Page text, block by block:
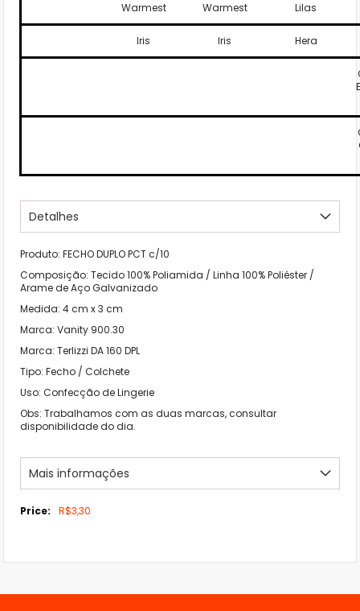
Warmest Warmest Lilas
Iris Iris Hera
Detalhes
Produto: FECHO DUPLO PCT c/10
Composição: Tecido 100% Poliamida / Linha 100% Poliéster /
Arame de Aço Galvanizado
Medida: 4 cm x 3 cm
Marca: Vanity 900.30
Marca: Terlizzi DA 160 DPL
Tipo: Fecho / Colchete
Uso: Confecção de Lingerie
Obs: Trabalhamos com as duas marcas, consultar
disponibilidade do dia.
Mais informações
Mais
R$3,30